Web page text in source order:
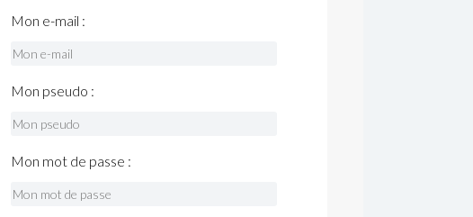
Mon e-mail :
Mon pseudo :
Mon mot de passe :